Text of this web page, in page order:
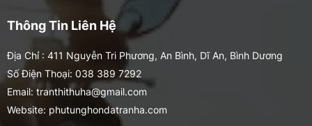
Thông Tin Liên Hệ
Địa Chỉ : 411 Nguyễn Tri Phương, An Bình, Dĩ An, Bình Dương
Số Điện Thoại: 038 389 7292
Email: tranthithuha@gmail.com
Website: phutunghondatranha.com